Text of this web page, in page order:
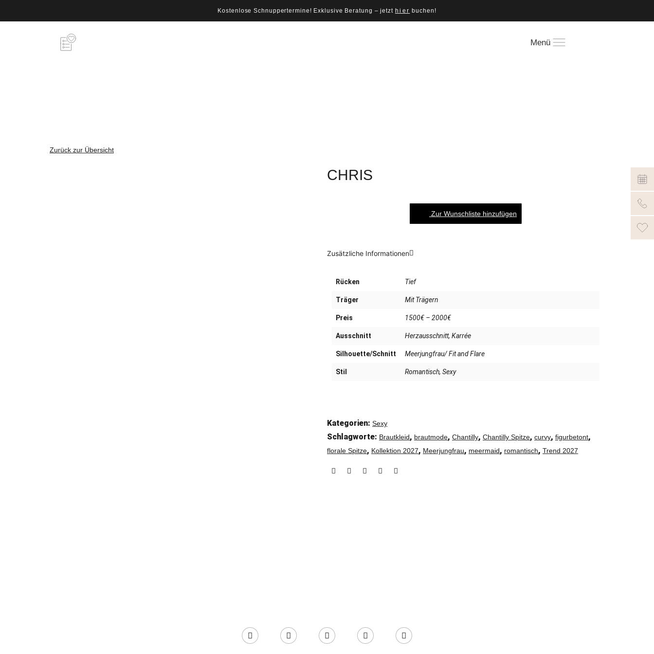
Kostenlose Schnuppertermine! Exklusive Beratung – jetzt hier buchen!
Menü
Zurück zur Übersicht
CHRIS
Zur Wunschliste hinzufügen
Zusätzliche Informationen
Rücken Tief
Träger Mit Trägern
Preis 1500€ – 2000€
Ausschnitt Herzausschnitt, Karrée
Silhouette/Schnitt Meerjungfrau/ Fit and Flare
Stil Romantisch, Sexy
Kategorien: Sexy
Schlagworte: Brautkleid, brautmode, Chantilly, Chantilly Spitze, curvy, figurbetont,
florale Spitze, Kollektion 2027, Meerjungfrau, meermaid, romantisch, Trend 2027